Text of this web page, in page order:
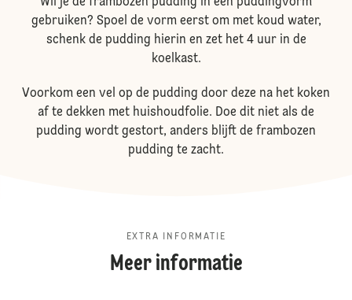
gebruiken? Spoel de vorm eerst om met koud water,
schenk de pudding hierin en zet het 4 uur in de
koelkast.
Voorkom een vel op de pudding door deze na het koken
af te dekken met huishoudfolie. Doe dit niet als de
pudding wordt gestort, anders blijft de frambozen
pudding te zacht.
EXTRA INFORMATIE
Meer informatie